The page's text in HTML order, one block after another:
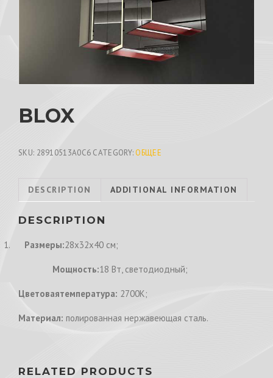
BLOX
SKU: 28910513A0C6 CATEGORY: ОБЩЕЕ
DESCRIPTION ADDITIONAL INFORMATION
DESCRIPTION
1. Размеры:28x32x40 см;
Мощность:18 Вт, светодиодный;
Цветоваятемпература: 2700K;
Материал: полированная нержавеющая сталь.
RELATED PRODUCTS